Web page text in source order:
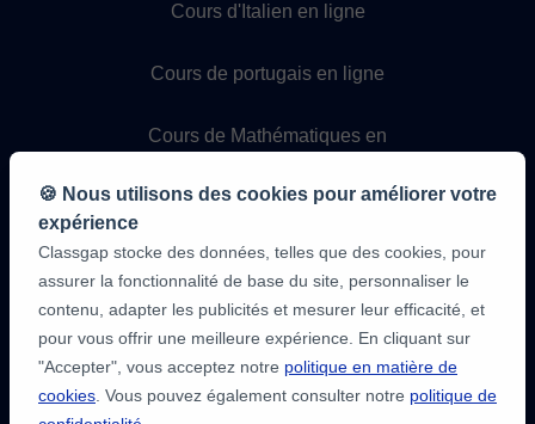
Cours d'Italien en ligne
Cours de portugais en ligne
Cours de Mathématiques en
Cours de Chimie en ligne
Cours de programmation en
ligne
🍪 Nous utilisons des cookies pour améliorer votre
expérience
Classgap stocke des données, telles que des cookies, pour
assurer la fonctionnalité de base du site, personnaliser le
contenu, adapter les publicités et mesurer leur efficacité, et
pour vous offrir une meilleure expérience. En cliquant sur
"Accepter", vous acceptez notre politique en matière de
cookies . Vous pouvez également consulter notre politique de